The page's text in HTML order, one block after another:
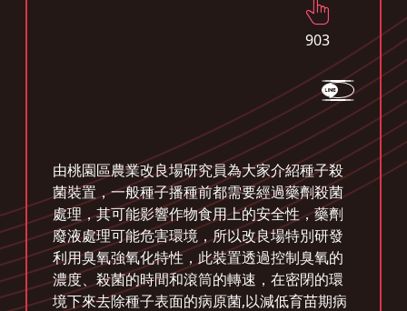
903
由桃園區農業改良場研究員為大家介紹種子殺
菌裝置，一般種子播種前都需要經過藥劑殺菌
處理，其可能影響作物食用上的安全性，藥劑
廢液處理可能危害環境，所以改良場特別研發
利用臭氧強氧化特性，此裝置透過控制臭氧的
濃度、殺菌的時間和滾筒的轉速，在密閉的環
境下來去除種子表面的病原菌,以減低育苗期病